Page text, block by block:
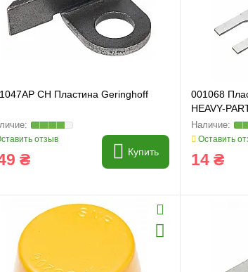
CH Пластина Geringhoff
отзыв
₴ Купить
001068
HEAVY-
Оставить
14 ₴